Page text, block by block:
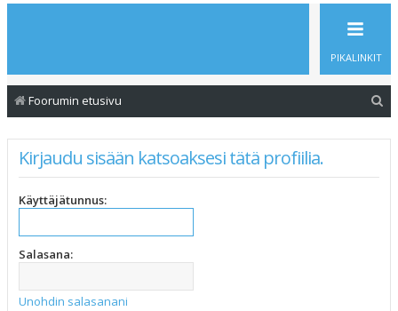
PIKALINKIT
Foorumin etusivu
Kirjaudu sisään katsoaksesi tätä profiilia.
Käyttäjätunnus:
Salasana:
Unohdin salasanani